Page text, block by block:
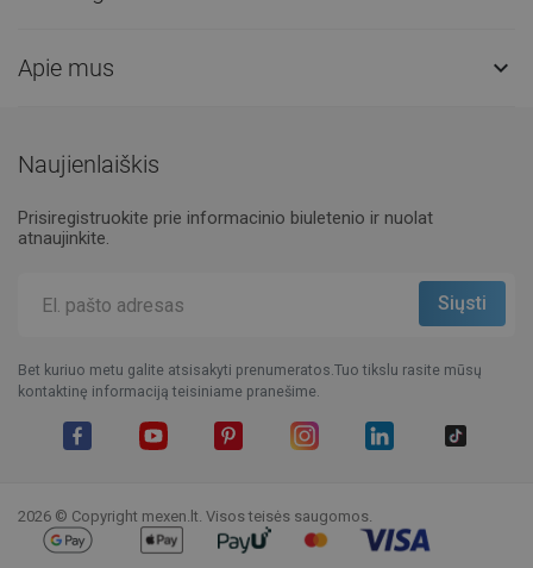
Apie mus 
Naujienlaiškis
Prisiregistruokite prie informacinio biuletenio ir nuolat
atnaujinkite.
Bet kuriuo metu galite atsisakyti prenumeratos.Tuo tikslu rasite mūsų
kontaktinę informaciją teisiniame pranešime.
2026 © Copyright mexen.lt. Visos teisės saugomos.